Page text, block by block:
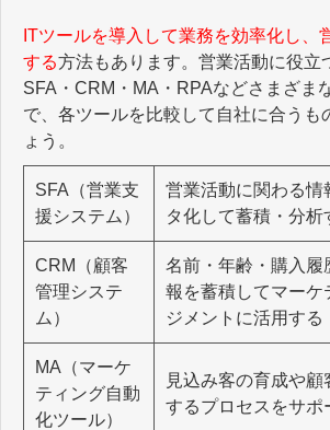
ITツールを導入して業務を効率化し、
する方法もあります。営業活動に役立
SFA・CRM・MA・RPAなどさまざま
で、各ツールを比較して自社に合うも
ょう。
SFA（営業支
援システム）
営業活動に関わる情
タ化して蓄積・分析
CRM（顧客
管理システ
ム）
名前・年齢・購入履
報を蓄積してマーケ
ジメントに活用する
MA（マーケ
ティング自動
化ツール）
見込み客の育成や顧
するプロセスをサポ